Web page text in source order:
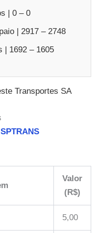
| 0 – 0
| 2917 – 2748
| 1692 – 1605
Transportes SA
Valor
(R$)
5,00